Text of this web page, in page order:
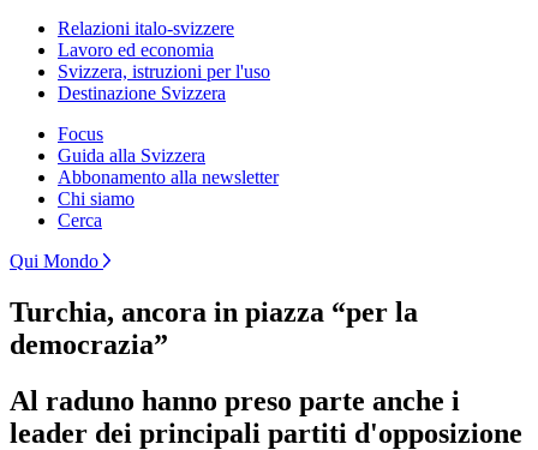
Relazioni italo-svizzere
Lavoro ed economia
Svizzera, istruzioni per l'uso
Destinazione Svizzera
Focus
Guida alla Svizzera
Abbonamento alla newsletter
Chi siamo
Cerca
Qui Mondo
Turchia, ancora in piazza “per la
democrazia”
Al raduno hanno preso parte anche i
leader dei principali partiti d'opposizione